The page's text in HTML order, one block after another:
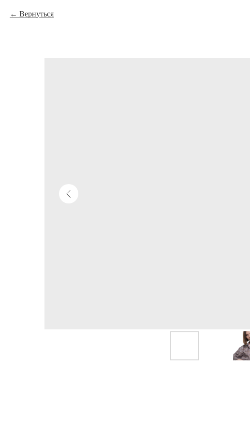
Вернуться